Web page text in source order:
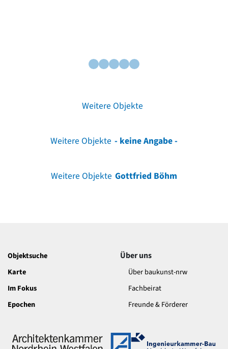
Weitere Objekte
Weitere Objekte - keine Angabe -
Weitere Objekte Gottfried Böhm
Objektsuche
Karte
Im Fokus
Epochen
Über uns
Über baukunst-nrw
Fachbeirat
Freunde & Förderer